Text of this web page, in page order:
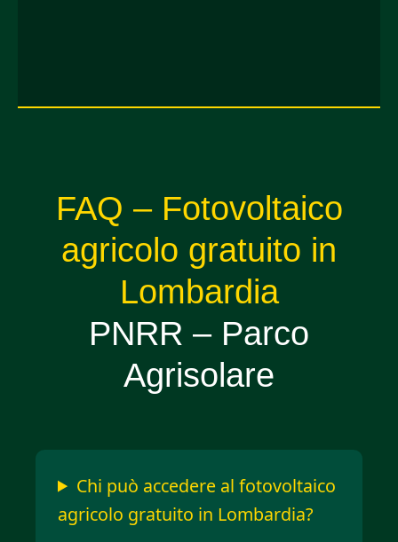
FAQ – Fotovoltaico
agricolo gratuito in
Lombardia
PNRR – Parco
Agrisolare
Chi può accedere al fotovoltaico
agricolo gratuito in Lombardia?